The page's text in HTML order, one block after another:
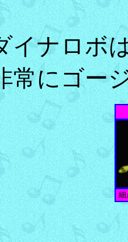
イナロボ
常にゴー
細